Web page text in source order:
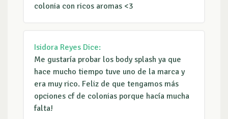
colonia con ricos aromas <3
Isidora Reyes Dice:
Me gustaría probar los body splash ya que
hace mucho tiempo tuve uno de la marca y
era muy rico. Feliz de que tengamos más
opciones cf de colonias porque hacía mucha
falta!